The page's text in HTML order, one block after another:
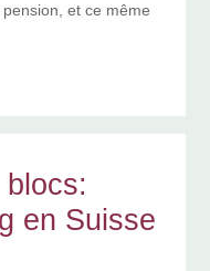
et ce même
blocs:
en Suisse